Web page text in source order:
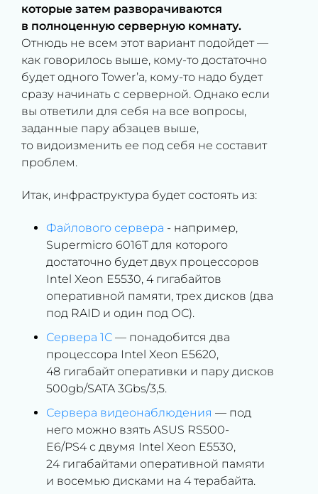
которые затем разворачиваются
в полноценную серверную комнату.
Отнюдь не всем этот вариант подойдет —
как говорилось выше, кому-то достаточно
будет одного Tower’а, кому-то надо будет
сразу начинать с серверной. Однако если
вы ответили для себя на все вопросы,
заданные пару абзацев выше,
то видоизменить ее под себя не составит
проблем.
Итак, инфраструктура будет состоять из:
Файлового сервера - например,
Supermicro 6016T для которого
достаточно будет двух процессоров
Intel Xeon E5530, 4 гигабайтов
оперативной памяти, трех дисков (два
под RAID и один под ОС).
Сервера 1С — понадобится два
процессора Intel Xeon E5620,
48 гигабайт оперативки и пару дисков
500gb/SATA 3Gbs/3,5.
Сервера видеонаблюдения — под
него можно взять ASUS RS500-
E6/PS4 с двумя Intel Xeon E5530,
24 гигабайтами оперативной памяти
и восемью дисками на 4 терабайта.